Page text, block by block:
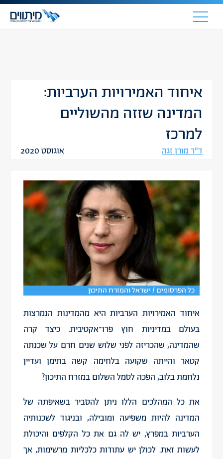
איחוד האמירויות הערביות:
המדינה שזזה מהשוליים
למרכז
ד"ר מורן זגה אוגוסט 2020
כל הפרסומים / ישראל והמזרח התיכון
איחוד האמירויות הערביות היא מהמדינות הנמרצות
בעולם במדיניות חוץ פרו־אקטיבית. כיצד קרה
שהמדינה, שהכריזה לפני שלוש שנים חרם על שכנתה
קטאר והייתה שקועה בלחימה קשה בתימן ועדיין
נלחמת בלוב, הפכה לסמל השלום במזרח התיכון?
את כל המהלכים הללו ניתן להסביר בשאיפתה של
המדינה להיות משפיעה ומובילה, ובניגוד לשכנותיה
הערביות במפרץ, יש לה גם את כל הקלפים והיכולת
לעשות זאת. לכולן יש עתודות כלכליות מרשימות, אך